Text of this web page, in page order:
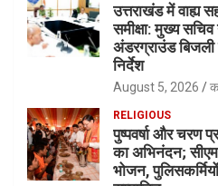
उत्तराखंड में वाह्य
समीक्षा: मुख्य
अंडरग्राउंड बिजली
निर्देश
August 5, 2026
RELIGIOUS
पुष्पवर्षा और चरण
का अभिनंदन; सीएम
भोजन,